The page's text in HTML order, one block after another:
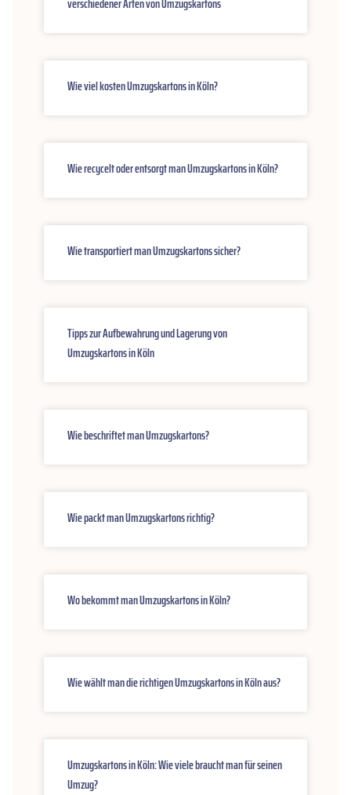
Wie viel kosten Umzugskartons in Köln?
Wie recycelt oder entsorgt man Umzugskartons in Köln?
Wie transportiert man Umzugskartons sicher?
Tipps zur Aufbewahrung und Lagerung von
Umzugskartons in Köln
Wie beschriftet man Umzugskartons?
Wie packt man Umzugskartons richtig?
Wo bekommt man Umzugskartons in Köln?
Wie wählt man die richtigen Umzugskartons in Köln aus?
Umzugskartons in Köln: Wie viele braucht man für seinen
Umzug?